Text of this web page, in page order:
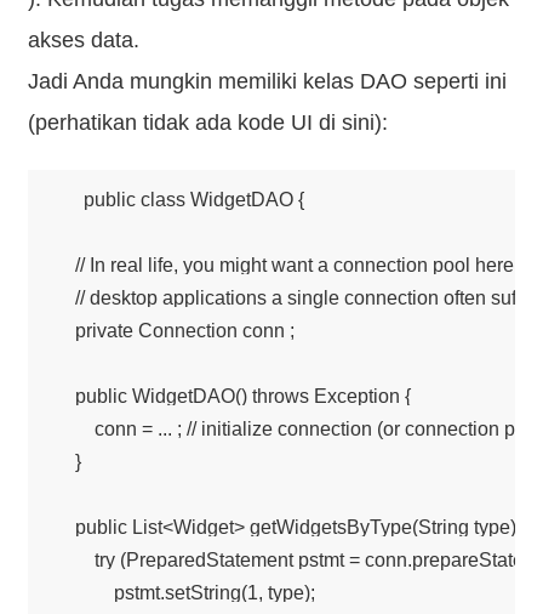
akses data.
Jadi Anda mungkin memiliki kelas DAO seperti ini
(perhatikan tidak ada kode UI di sini):
public class WidgetDAO {
// In real life, you might want a connection pool here,
// desktop applications a single connection often
    private Connection conn ;
    public WidgetDAO() throws Exception {
conn = ... ; // initialize connection (or connection
    }
public List<Widget> getWidgetsByType(String type)
try (PreparedStatement pstmt =
            pstmt.setString(1, type);